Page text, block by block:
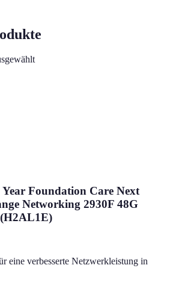
Foundation Care Next
Networking 2930F 48G
(H2AL1E)
eine verbesserte Netzwerkleistung in